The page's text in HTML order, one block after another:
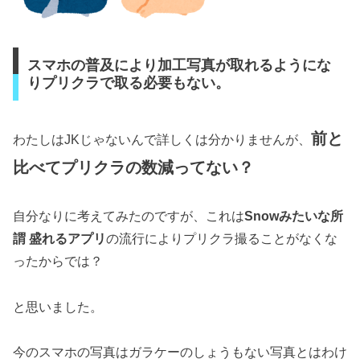
スマホの普及により加工写真が取れるようにな
りプリクラで取る必要もない。
わたしはJKじゃないんで詳しくは分かりませんが、 前と
比べてプリクラの数減ってない？
自分なりに考えてみたのですが、これはSnowみたいな所
謂 盛れるアプリの流行によりプリクラ撮ることがなくな
ったからでは？
と思いました。
今のスマホの写真はガラケーのしょうもない写真とはわけ